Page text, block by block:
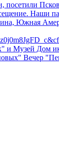
Наши
Южная
и Музей Дом
Вечер